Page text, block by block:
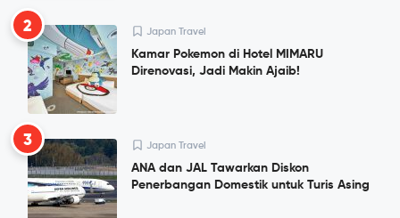
2 Japan Travel
Kamar Pokemon di Hotel MIMARU
Direnovasi, Jadi Makin Ajaib!
3 Japan Travel
ANA dan JAL Tawarkan Diskon
Penerbangan Domestik untuk Turis Asing